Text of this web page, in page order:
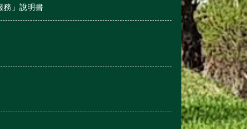
務」說明書